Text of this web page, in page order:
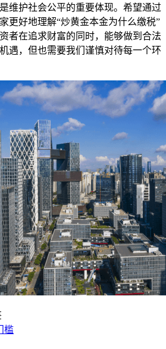
维护社会公平的重要体现。希望通过
更好地理解“炒黄金本金为什么缴税”
者在追求财富的同时，能够做到合法
遇，但也需要我们谨慎对待每一个环
槛